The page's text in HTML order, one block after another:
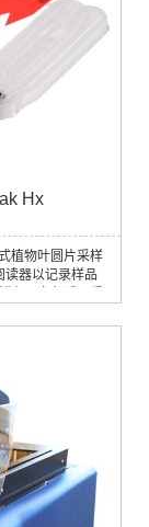
Hx
植物叶圆片采样
读器以记录样品
）相关联，使您